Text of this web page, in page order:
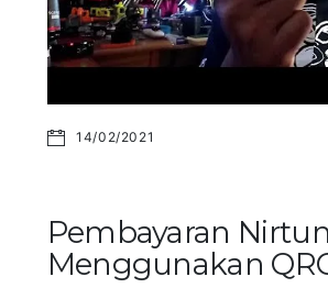
14/02/2021
Pembayaran
Menggunakan